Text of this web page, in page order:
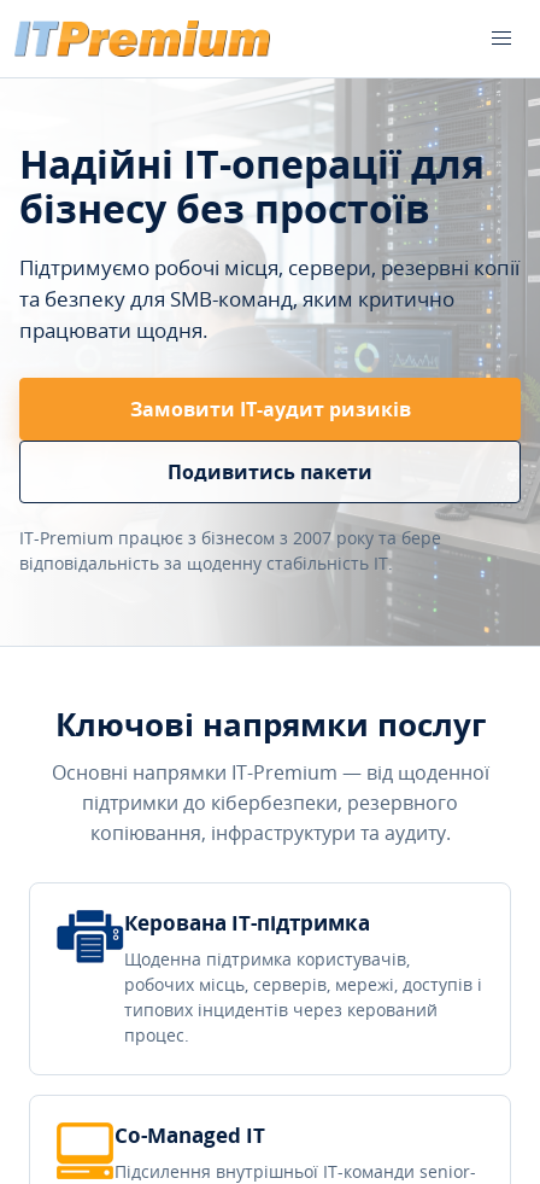
Надійні IT-операції для
бізнесу без простоїв
Підтримуємо робочі місця, сервери, резервні копії
та безпеку для SMB-команд, яким критично
працювати щодня.
Замовити ІТ-аудит ризиків
Подивитись пакети
IT-Premium працює з бізнесом з 2007 року та бере
відповідальність за щоденну стабільність IT.
Ключові напрямки послуг
Основні напрямки IT-Premium — від щоденної
підтримки до кібербезпеки, резервного
копіювання, інфраструктури та аудиту.
Керована IT-підтримка
Щоденна підтримка користувачів,
робочих місць, серверів, мережі, доступів і
типових інцидентів через керований
процес.
Co-Managed IT
Підсилення внутрішньої IT-команди senior-